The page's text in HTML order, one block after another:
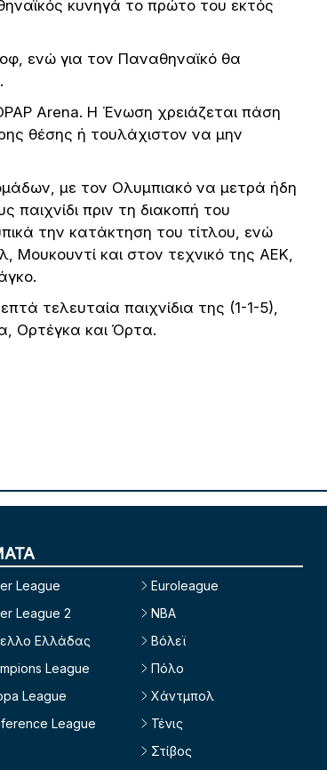
κυνηγά το πρώτο του εκτός
ενώ για τον Παναθηναϊκό θα
Arena. Η Ένωση χρειάζεται πάση
θέσης ή τουλάχιστον να μην
με τον Ολυμπιακό να μετρά ήδη
παιχνίδι πριν τη διακοπή του
την κατάκτηση του τίτλου, ενώ
Μουκουντί και στον τεχνικό της ΑΕΚ,
τελευταία παιχνίδια της (1-1-5),
Ορτέγκα και Όρτα.
League
League 2
Ελλάδας
League
League
League
Euroleague
NBA
Βόλεϊ
Πόλο
Χάντμπολ
Τένις
Στίβος